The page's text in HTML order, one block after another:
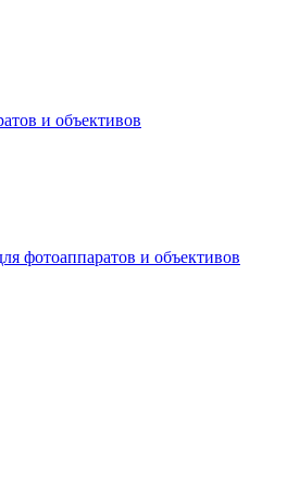
и объективов
фотоаппаратов и объективов